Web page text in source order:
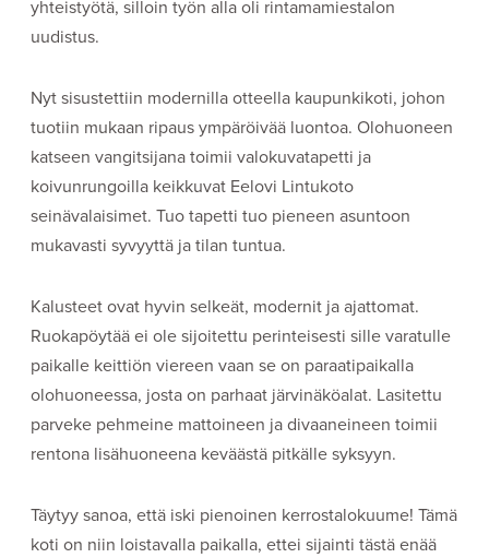
yhteistyötä, silloin työn alla oli rintamamiestalon
uudistus.
Nyt sisustettiin modernilla otteella kaupunkikoti, johon
tuotiin mukaan ripaus ympäröivää luontoa. Olohuoneen
katseen vangitsijana toimii valokuvatapetti ja
koivunrungoilla keikkuvat Eelovi Lintukoto
seinävalaisimet. Tuo tapetti tuo pieneen asuntoon
mukavasti syvyyttä ja tilan tuntua.
Kalusteet ovat hyvin selkeät, modernit ja ajattomat.
Ruokapöytää ei ole sijoitettu perinteisesti sille varatulle
paikalle keittiön viereen vaan se on paraatipaikalla
olohuoneessa, josta on parhaat järvinäköalat. Lasitettu
parveke pehmeine mattoineen ja divaaneineen toimii
rentona lisähuoneena keväästä pitkälle syksyyn.
Täytyy sanoa, että iski pienoinen kerrostalokuume! Tämä
koti on niin loistavalla paikalla, ettei sijainti tästä enää